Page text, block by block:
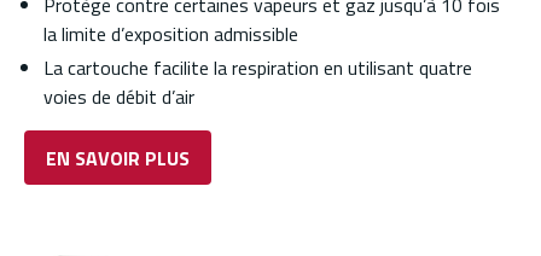
la limite d’exposition admissible
La cartouche facilite la respiration en utilisant quatre
voies de débit d’air
EN SAVOIR PLUS